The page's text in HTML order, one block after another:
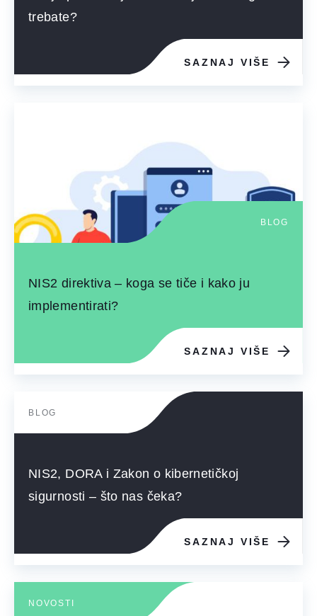
trebate?
SAZNAJ VIŠE
BLOG
NIS2 direktiva – koga se tiče i kako ju
implementirati?
SAZNAJ VIŠE
BLOG
NIS2, DORA i Zakon o kibernetičkoj
sigurnosti – što nas čeka?
SAZNAJ VIŠE
NOVOSTI